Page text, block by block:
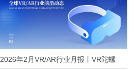
2026年2月VR/AR行业月报丨VR陀螺